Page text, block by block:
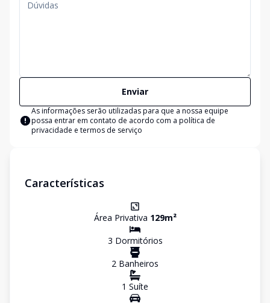
Enviar
As informações serão utilizadas para que a nossa equipe
possa entrar em contato de acordo com a política de
privacidade e termos de serviço
Características
Área Privativa 129m²
3 Dormitórios
2 Banheiros
1 Suíte